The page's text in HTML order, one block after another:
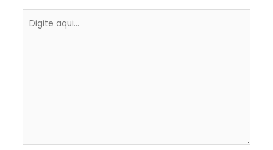
aqui...